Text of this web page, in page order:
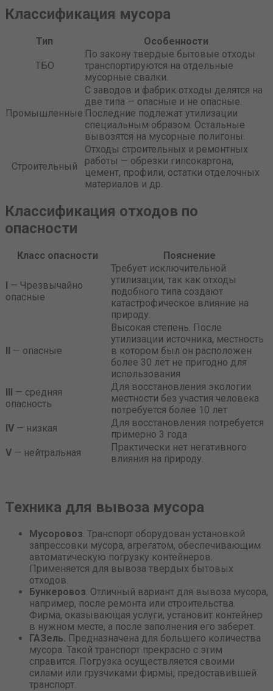
Классификация мусора
Тип Особенности
ТБО
По закону твердые бытовые отходы
транспортируются на отдельные
мусорные свалки.
Промышленные
С заводов и фабрик отходы делятся на
две типа — опасные и не опасные.
Последние подлежат утилизации
специальным образом. Остальные
вывозятся на мусорные полигоны.
Строительный
Отходы строительных и ремонтных
работы — обрезки гипсокартона,
цемент, профили, остатки отделочных
материалов и др.
Классификация отходов по
опасности
Класс опасности Пояснение
I — Чрезвычайно
опасные
Требует исключительной
утилизации, так как отходы
подобного типа создают
катастрофическое влияние на
природу.
II — опасные
Высокая степень. После
утилизации источника, местность
в котором был он расположен
более 30 лет не пригодно для
использования
III — средняя
опасность
Для восстановления экологии
местности без участия человека
потребуется более 10 лет
IV — низкая
Для восстановления потребуется
примерно 3 года
V — нейтральная
Практически нет негативного
влияния на природу.
Техника для вывоза мусора
Мусоровоз . Транспорт оборудован установкой
запрессовки мусора, агрегатом, обеспечивающим
автоматическую погрузку контейнеров.
Применяется для вывоза твердых бытовых
отходов.
Бункеровоз . Отличный вариант для вывоза мусора,
например, после ремонта или строительства.
Фирма, оказывающая услуги, установит контейнер
в нужном месте, а после заполнения его заберет.
ГАЗель. Предназначена для большего количества
мусора. Такой транспорт прекрасно с этим
справится. Погрузка осуществляется своими
силами или грузчиками фирмы, предоставившей
транспорт.